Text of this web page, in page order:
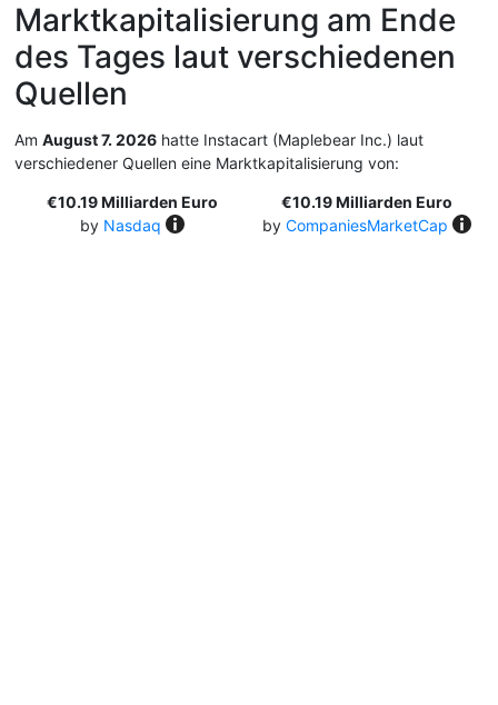
Marktkapitalisierung am Ende
des Tages laut verschiedenen
Quellen
Am August 7. 2026 hatte Instacart (Maplebear Inc.) laut
verschiedener Quellen eine Marktkapitalisierung von:
€10.19 Milliarden Euro
by Nasdaq
€10.19 Milliarden Euro
by CompaniesMarketCap